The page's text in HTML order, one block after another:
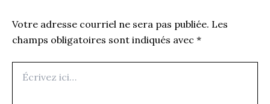
Votre adresse courriel ne sera pas publiée. Les
champs obligatoires sont indiqués avec *
ici…